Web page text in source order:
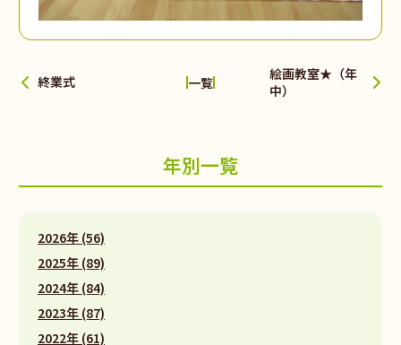
終業式 一覧
絵画教室★（年
中）
年別一覧
2026年 (56)
2025年 (89)
2024年 (84)
2023年 (87)
2022年 (61)